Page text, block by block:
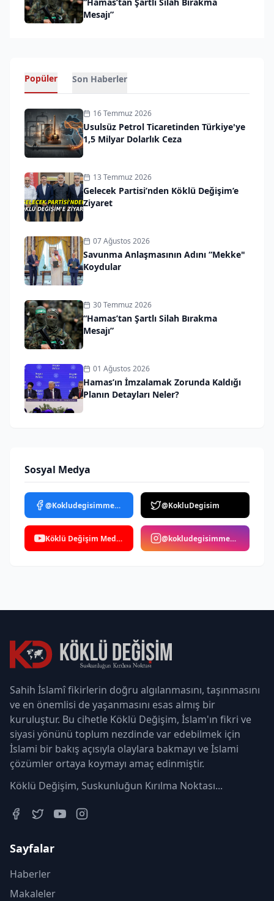
Mesajı”
Popüler Son Haberler
16 Temmuz 2026
Usulsüz Petrol Ticaretinden Türkiye'ye
1,5 Milyar Dolarlık Ceza
13 Temmuz 2026
Gelecek Partisi’nden Köklü Değişim’e
Ziyaret
07 Ağustos 2026
Savunma Anlaşmasının Adını “Mekke"
Koydular
30 Temmuz 2026
“Hamas’tan Şartlı Silah Bırakma
Mesajı”
01 Ağustos 2026
Hamas’ın İmzalamak Zorunda Kaldığı
Planın Detayları Neler?
Sosyal Medya
@Kokludegisimmedya @KokluDegisim
Köklü Değişim Medya @kokludegisimmedya
Sahih İslamî fikirlerin doğru algılanmasını, taşınmasını
ve en önemlisi de yaşanmasını esas almış bir
kuruluştur. Bu cihetle Köklü Değişim, İslam'ın fikri ve
siyasi yönünü toplum nezdinde var edebilmek için
İslami bir bakış açısıyla olaylara bakmayı ve İslami
çözümler ortaya koymayı amaç edinmiştir.
Köklü Değişim, Suskunluğun Kırılma Noktası...
Sayfalar
Haberler
Makaleler